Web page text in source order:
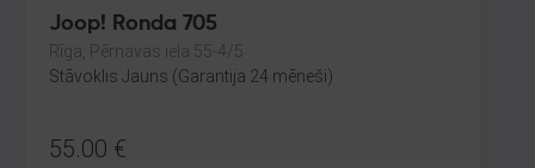
Joop! Ronda 705
Rīga, Pērnavas iela 55-4/5
Stāvoklis Jauns (Garantija 24 mēneši)
55.00 €